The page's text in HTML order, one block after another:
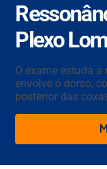
Plexo
O exame estuda
envolve o dorso,
posterior das